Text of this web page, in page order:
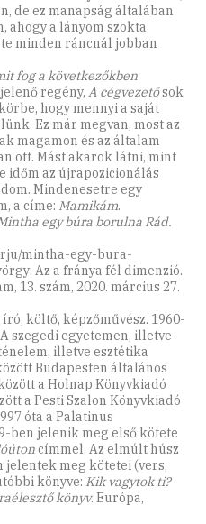
de ez manapság általában
ahogy a lányom szokta
minden ráncnál jobban
fog a következőkben
regény, A cégvezetősok
hogy mennyi a saját
Ez már megvan, most az
magamon és az általam
ott. Mást akarok látni, mint
időm az újrapozicionálás
Mindenesetre egy
a címe: Mamikám.
egy búra borulna Rád.
mintha-egy-bura-
Az a fránya fél dimenzió.
13. szám, 2020. március 27.
költő, képzőművész. 1960-
szegedi egyetemen, illetve
illetve esztétika
Budapesten általános
a Holnap Könyvkiadó
a Pesti Szalon Könyvkiadó
óta a Palatinus
ben jelenik meg első kötete
címmel. Az elmúlt húsz
meg kötetei (vers,
könyve: Kik vagytok ti?
könyv. Európa,